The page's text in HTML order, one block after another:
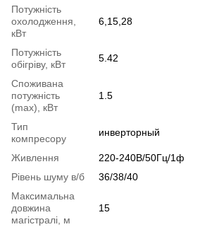
Потужність
охолодження,
кВт
6,15,28
Потужність
обігріву, кВт
5.42
Споживана
потужність
(max), кВт
1.5
Тип
компресору
инверторный
Живлення
220-240В/50Гц/1ф
Рівень шуму в/б
36/38/40
Максимальна
довжина
магістралі, м
15